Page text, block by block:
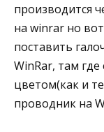
производится
на winrar но
поставить
WinRar, там
цветом(как и
проводник на